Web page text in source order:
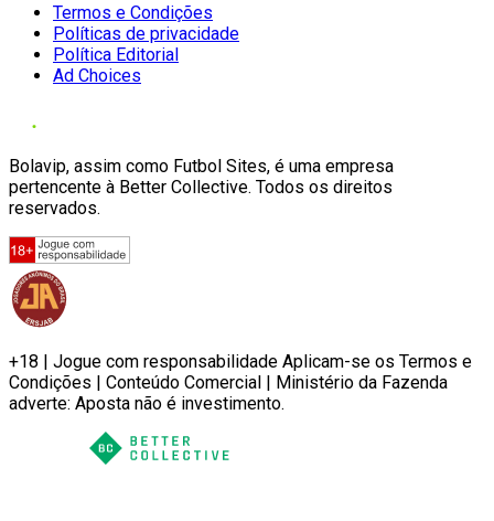
Termos e Condições
Políticas de privacidade
Política Editorial
Ad Choices
Bolavip, assim como Futbol Sites, é uma empresa
pertencente à Better Collective. Todos os direitos
reservados.
+18 | Jogue com responsabilidade Aplicam-se os Termos e
Condições | Conteúdo Comercial | Ministério da Fazenda
adverte: Aposta não é investimento.